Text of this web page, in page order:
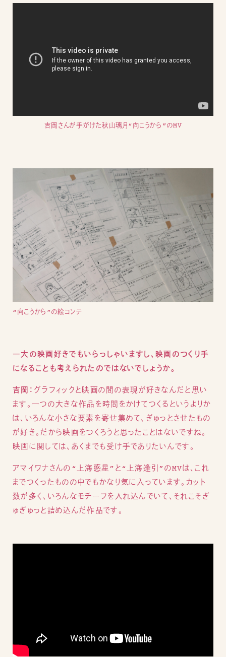
吉岡さんが手がけた秋山璃月“向こうから”のMV
“向こうから”の絵コンテ
―大の映画好きでもいらっしゃいますし、映画のつくり手
になることも考えられたのではないでしょうか。
吉岡： グラフィックと映画の間の表現が好きなんだと思い
ます。一つの大きな作品を時間をかけてつくるというよりか
は、いろんな小さな要素を寄せ集めて、ぎゅっとさせたもの
が好き。だから映画をつくろうと思ったことはないですね。
映画に関しては、あくまでも受け手でありたいんです。
アマイワナさんの“上海惑星”と“上海逢引”のMVは、これ
までつくったものの中でもかなり気に入っています。カット
数が多く、いろんなモチーフを入れ込んでいて、それこそぎ
ゅぎゅっと詰め込んだ作品です。